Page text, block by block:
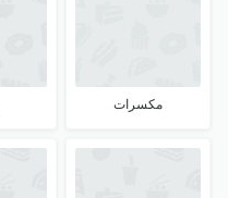
مكسرات